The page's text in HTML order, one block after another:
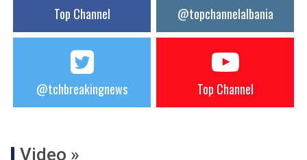
Top Channel @topchannelalbania
@tchbreakingnews Top Channel
Video »